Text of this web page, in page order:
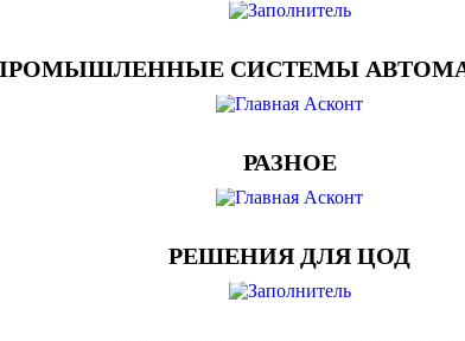
СИСТЕМЫ
РАЗНОЕ
РЕШЕНИЯ ДЛЯ ЦОД